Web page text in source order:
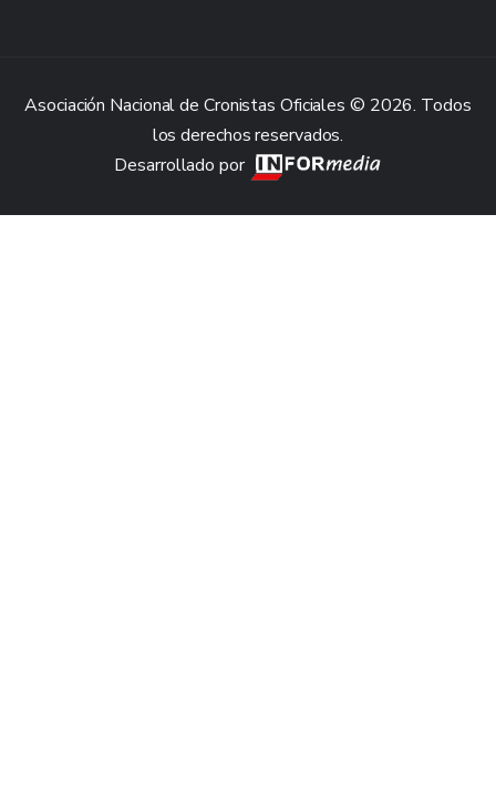
Asociación Nacional de Cronistas Oficiales © 2026. Todos
los derechos reservados.
Desarrollado por